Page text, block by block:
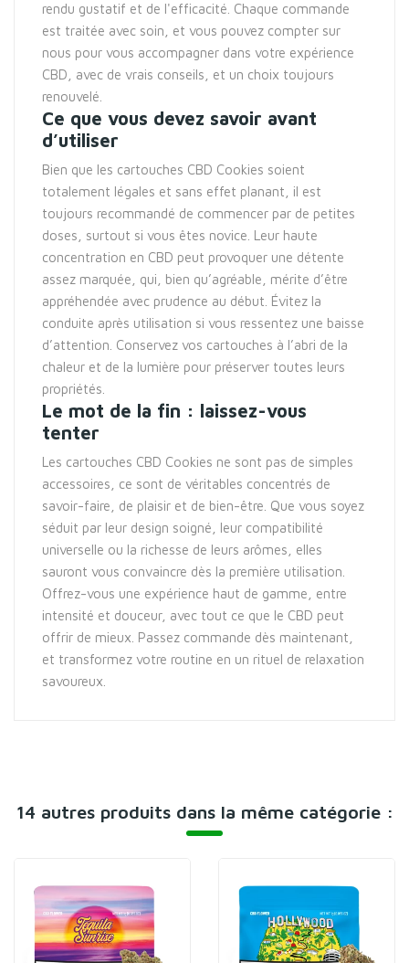
rendu gustatif et de l'efficacité. Chaque commande
est traitée avec soin, et vous pouvez compter sur
nous pour vous accompagner dans votre expérience
CBD, avec de vrais conseils, et un choix toujours
renouvelé.
Ce que vous devez savoir avant
d’utiliser
Bien que les cartouches CBD Cookies soient
totalement légales et sans effet planant, il est
toujours recommandé de commencer par de petites
doses, surtout si vous êtes novice. Leur haute
concentration en CBD peut provoquer une détente
assez marquée, qui, bien qu’agréable, mérite d’être
appréhendée avec prudence au début. Évitez la
conduite après utilisation si vous ressentez une baisse
d’attention. Conservez vos cartouches à l’abri de la
chaleur et de la lumière pour préserver toutes leurs
propriétés.
Le mot de la fin : laissez-vous
tenter
Les cartouches CBD Cookies ne sont pas de simples
accessoires, ce sont de véritables concentrés de
savoir-faire, de plaisir et de bien-être. Que vous soyez
séduit par leur design soigné, leur compatibilité
universelle ou la richesse de leurs arômes, elles
sauront vous convaincre dès la première utilisation.
Offrez-vous une expérience haut de gamme, entre
intensité et douceur, avec tout ce que le CBD peut
offrir de mieux. Passez commande dès maintenant,
et transformez votre routine en un rituel de relaxation
savoureux.
14 autres produits dans la même catégorie :